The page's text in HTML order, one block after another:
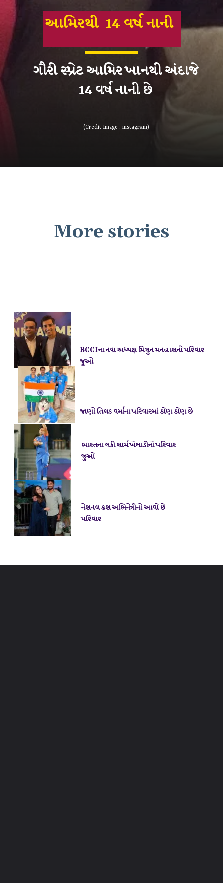
(Credit Image : instagram)
ગૌરી સ્પ્રેટ આમિર ખાનથી અંદાજે
14 વર્ષ નાની છે
આમિરથી 14 વર્ષ નાની
More stories
BCCIના નવા અધ્યક્ષ મિથુન મનહાસનો પરિવાર
જુઓ
જાણો તિલક વર્માના પરિવારમાં કોણ કોણ છે
ભારતના લકી ચાર્મ ખેલાડીનો પરિવાર
જુઓ
નેશનલ ક્રશ અભિનેત્રીનો આવો છે
પરિવાર